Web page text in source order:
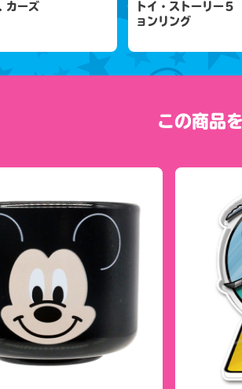
カーズ
トイ・ストーリー
ョンリング
この商品